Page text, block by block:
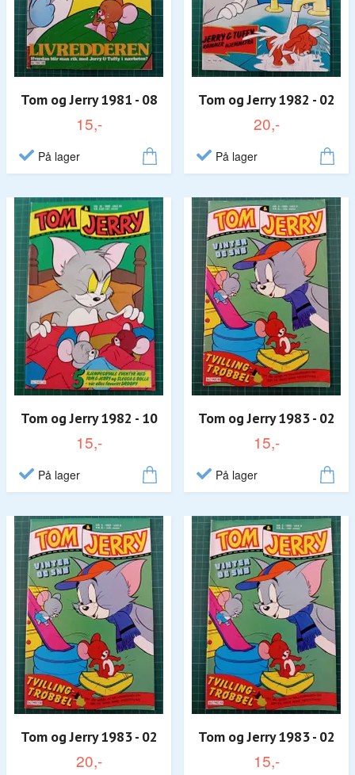
Tom og Jerry 1981 - 08
15,-
På lager
Tom og Jerry 1982 - 02
20,-
På lager
Tom og Jerry 1982 - 10
15,-
På lager
Tom og Jerry 1983 - 02
15,-
På lager
Tom og Jerry 1983 - 02
20,-
Tom og Jerry 1983 - 02
15,-